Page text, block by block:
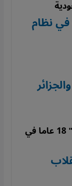
نظام
مذكرات عزيز بنبين "تازماموت" 18 عاما في